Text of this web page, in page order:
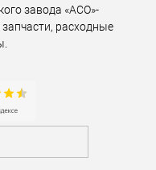
завода «АСО»-
расходные